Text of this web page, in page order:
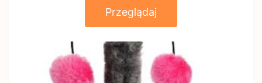
Przeglądaj